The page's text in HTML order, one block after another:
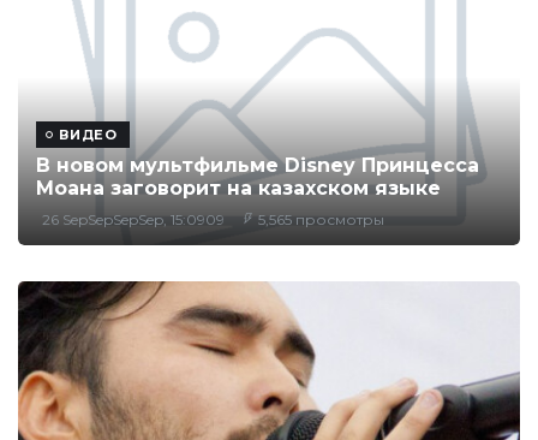
ВИДЕО
В новом мультфильме Disney Принцесса
Моана заговорит на казахском языке
26 SepSepSepSep, 15:0909 5,565 просмотры